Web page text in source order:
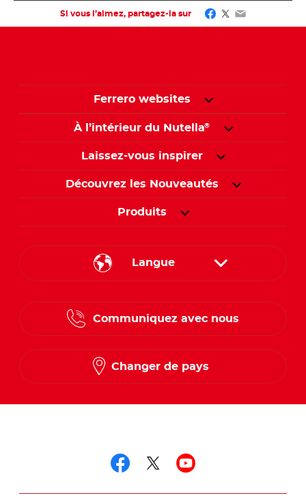
Si vous l’aimez, partagez-la sur Facebook
Twitter
Email
Ferrero websites
À l’intérieur du Nutella®
Laissez-vous inspirer
Découvrez les Nouveautés
Produits
Langue
Communiquez avec nous
Changer de pays